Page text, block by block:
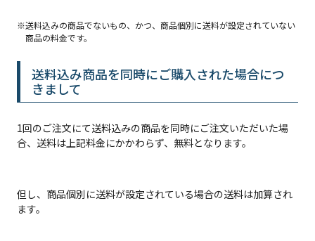
送料込みの商品でないもの、かつ、商品個別に送料が設定されていない
商品の料金です。
送料込み商品を同時にご購入された場合につ
きまして
1回のご注文にて送料込みの商品を同時にご注文いただいた場
合、送料は上記料金にかかわらず、無料となります。
但し、商品個別に送料が設定されている場合の送料は加算され
ます。